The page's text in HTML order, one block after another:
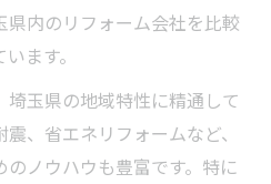
内のリフォーム会社を比較
ます。
玉県の地域特性に精通して
、省エネリフォームなど、
ノウハウも豊富です。特に